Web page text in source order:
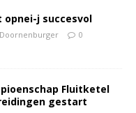
opnei-j succesvol
0
Fluitketel
gestart